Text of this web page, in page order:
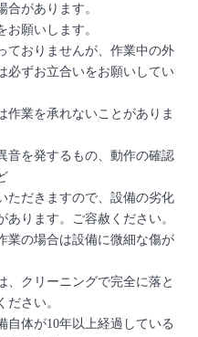
合があります。
お願いします。
ておりませんが、作業中の外
必ずお立合いをお願いしてい
作業を承れないことがありま
音を発するもの、動作の確認
ただきますので、設備の劣化
ります。ご容赦ください。
業の場合は設備に微細な傷が
、クリーニングで完全に落と
ださい。
自体が10年以上経過している